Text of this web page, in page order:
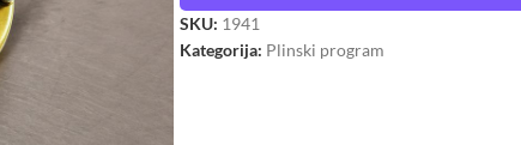
SKU: 1941
Kategorija: Plinski program